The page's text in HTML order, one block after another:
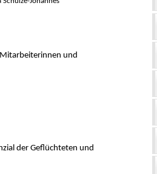
und
der Geflüchteten und